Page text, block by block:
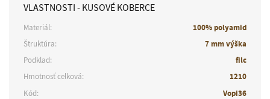
VLASTNOSTI - KUSOVÉ KOBERCE
Materiál:
100% polyamid
Štruktúra:
7 mm výška
Podklad:
filc
Hmotnosť celková:
1210
Kód:
Vopi36